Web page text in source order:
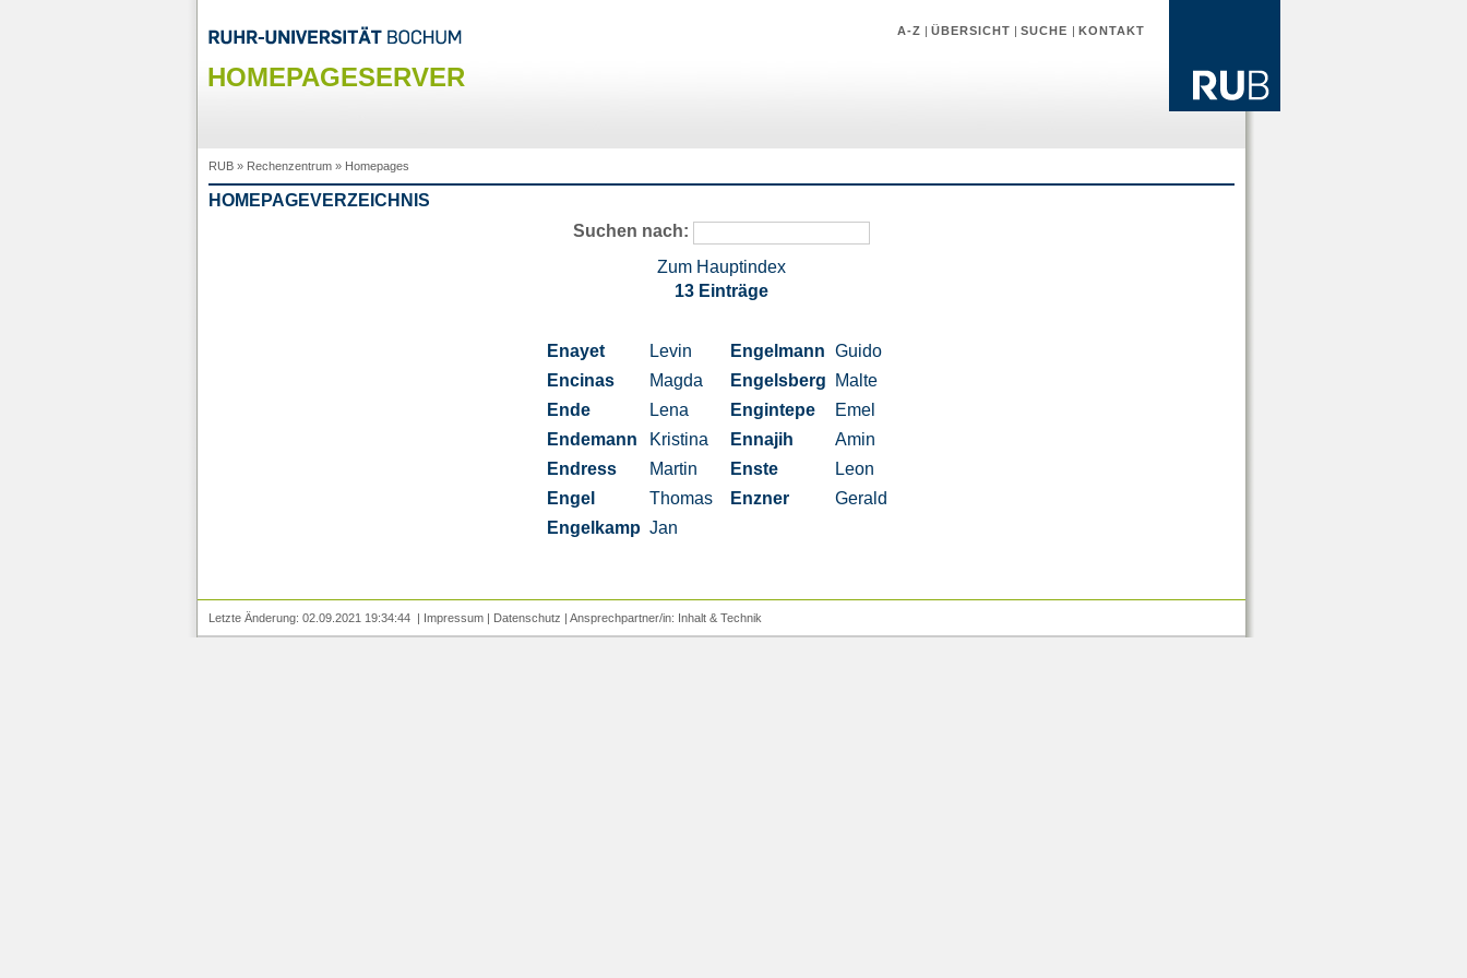
A-Z |ÜBERSICHT |SUCHE |KONTAKT
HOMEPAGESERVER
RUB» Rechenzentrum» Homepages
HOMEPAGEVERZEICHNIS
Suchen nach:
Zum Hauptindex
13 Einträge
Enayet
Levin
Encinas
Magda
Ende
Lena
Endemann
Kristina
Endress
Martin
Engel
Thomas
Engelkamp Jan
Engelmann Guido
Engelsberg Malte
Engintepe
Emel
Ennajih
Amin
Enste
Leon
Enzner
Gerald
Letzte Änderung: 02.09.2021 19:34:44 | Impressum| Datenschutz | Ansprechpartner/in: Inhalt& Technik